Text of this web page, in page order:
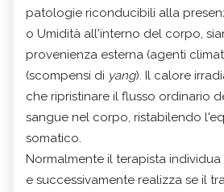
patologie riconducibili alla
o Umidità all'interno del corpo,
provenienza esterna (agenti
(scompensi di yang). Il calore
che ripristinare il flusso ordinario
sangue nel corpo, ristabilendo
somatico.
Normalmente il terapista
e successivamente realizza se il